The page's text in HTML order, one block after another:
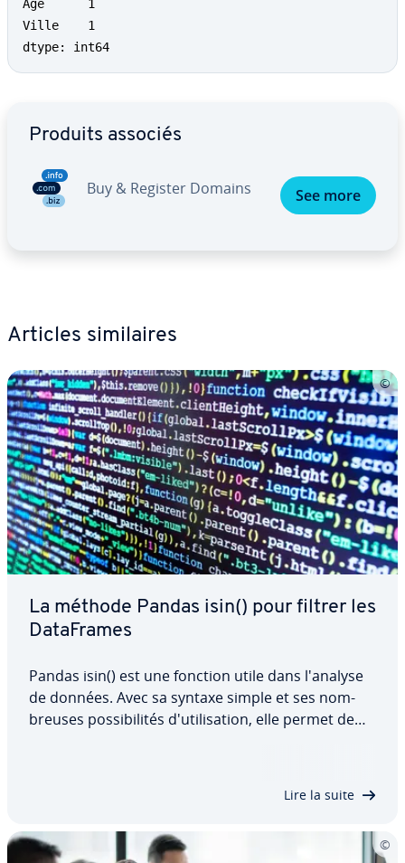
Âge      1
Ville    1
dtype: int64
Produits associés
Buy & Register Domains See more
Articles si­mi­laires
La méthode Pandas isin() pour filtrer les
Da­ta­Frames
Pandas isin() est une fonction utile dans l'analyse
de données. Avec sa syntaxe simple et ses nom­
breuses pos­si­bi­li­tés d'uti­li­sa­tion, elle permet de
Lire la suite